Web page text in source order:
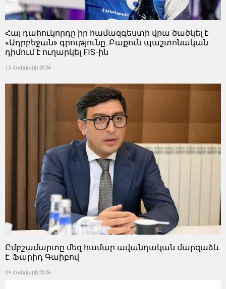
Հայ դահուկորդը իր համազգեստի վրա ծածկել է
«Ադրբեջան» գրությունը. Բաքուն պաշտոնական
դիմում է ուղարկել FIS-ին
12 Հունվարի 2026
Ըմբշամարտը մեզ համար ավանդական մարզաձև
է. Ֆարիդ Գաիբով
09 Հունվարի 2026